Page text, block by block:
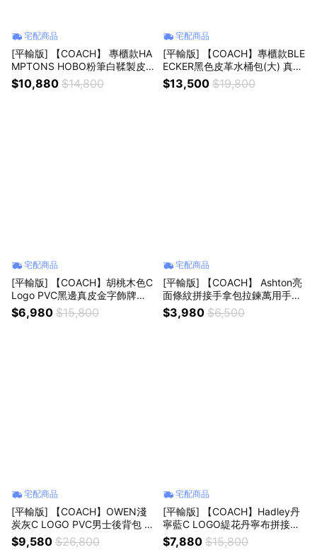
宅配商品
[平輸版] 【COACH】 專櫃款HA
MPTONS HOBO粉筆白鞣製皮
革肩背腋下包 真品平輸
$10,880 $14,800
宅配商品
[平輸版] 【COACH】專櫃款BLE
ECKER黑色皮革水桶包(大) 真品
平輸
$13,500 $19,800
宅配商品
[平輸版] 【COACH】胡桃木色C
Logo PVC黑邊真皮金字飾牌斜
背相機包 真品平輸
$6,980 $15,800
宅配商品
[平輸版] 【COACH】 Ashton亮
面條紋拼接手拿包拉鍊萬用手拿
包 真品平輸
$3,980 $6,500
宅配商品
[平輸版] 【COACH】OWEN淺
炭灰C LOGO PVC男士後背包 真
品平輸
$9,580 $26,800
宅配商品
[平輸版] 【COACH】Hadley丹
寧藍C LOGO緹花丹寧布拼接皮
革斜背吐司包 真品平輸
$7,880 $15,800